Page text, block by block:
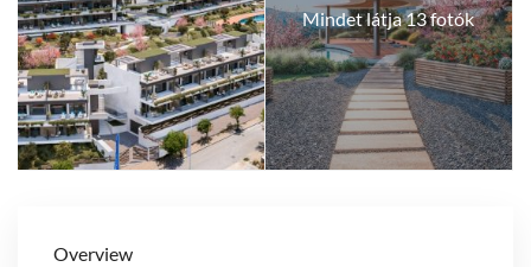
Mindet látja 13 fotók
Overview